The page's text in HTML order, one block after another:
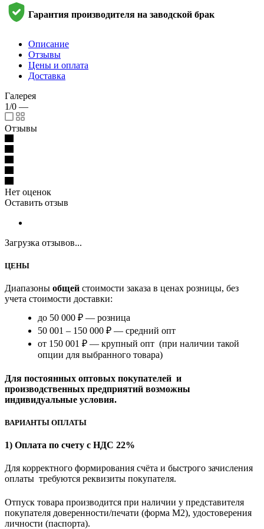
Гарантия производителя на заводской брак
Описание
Отзывы
Цены и оплата
Доставка
Галерея
1/0 —
Отзывы
Нет оценок
Оставить отзыв
Загрузка отзывов...
ЦЕНЫ
Диапазоны общей стоимости заказа в ценах розницы, без
учета стоимости доставки:
до 50 000 ₽ — розница
50 001 – 150 000 ₽ — средний опт
от 150 001 ₽ — крупный опт (при наличии такой
опции для выбранного товара)
Для постоянных оптовых покупателей и
производственных предприятий возможны
индивидуальные условия.
ВАРИАНТЫ ОПЛАТЫ
1) Оплата по счету с НДС 22%
Для корректного формирования счёта и быстрого зачисления
оплаты требуются реквизиты покупателя.
Отпуск товара производится при наличии у представителя
покупателя доверенности/печати (форма M2), удостоверения
личности (паспорта).